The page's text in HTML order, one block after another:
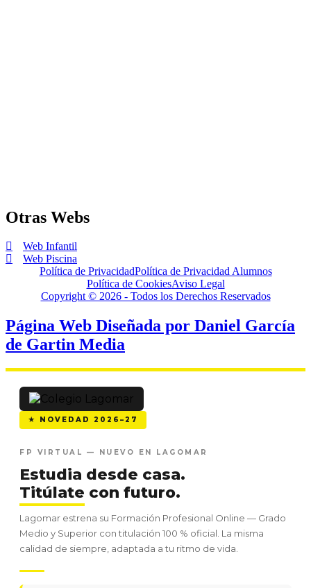
Otras Webs
Web Infantil
Web Piscina
Política de PrivacidadPolítica de Privacidad Alumnos
Política de CookiesAviso Legal
Copyright © 2026 - Todos los Derechos Reservados
Página Web Diseñada por Daniel García
de Gartin Media
★ NOVEDAD 2026–27
FP VIRTUAL — NUEVO EN LAGOMAR
Estudia desde casa.
Titúlate con futuro.
Lagomar estrena su Formación Profesional Online — Grado
Medio y Superior con titulación 100 % oficial. La misma
calidad de siempre, adaptada a tu ritmo de vida.